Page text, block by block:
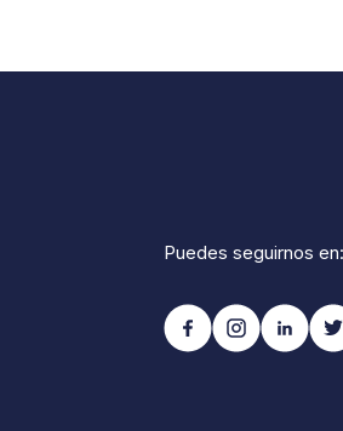
Puedes seguirnos en: